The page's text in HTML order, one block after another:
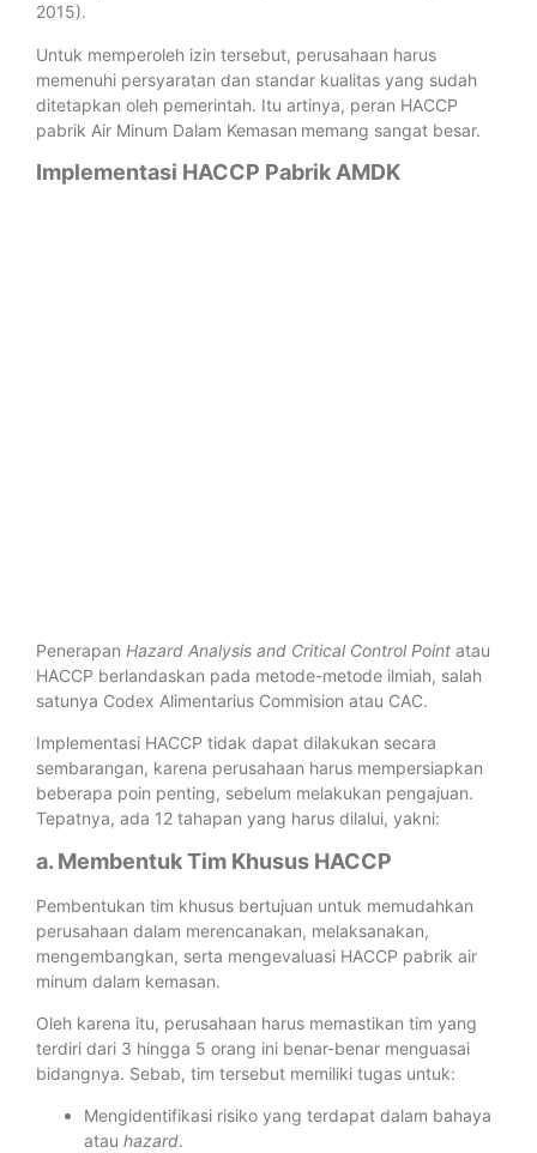
2015).
Untuk memperoleh izin tersebut, perusahaan harus
memenuhi persyaratan dan standar kualitas yang sudah
ditetapkan oleh pemerintah. Itu artinya, peran HACCP
pabrik Air Minum Dalam Kemasan memang sangat besar.
Implementasi HACCP Pabrik AMDK
Penerapan Hazard Analysis and Critical Control Point atau
HACCP berlandaskan pada metode-metode ilmiah, salah
satunya Codex Alimentarius Commision atau CAC.
Implementasi HACCP tidak dapat dilakukan secara
sembarangan, karena perusahaan harus mempersiapkan
beberapa poin penting, sebelum melakukan pengajuan.
Tepatnya, ada 12 tahapan yang harus dilalui, yakni:
a. Membentuk Tim Khusus HACCP
Pembentukan tim khusus bertujuan untuk memudahkan
perusahaan dalam merencanakan, melaksanakan,
mengembangkan, serta mengevaluasi HACCP pabrik air
minum dalam kemasan.
Oleh karena itu, perusahaan harus memastikan tim yang
terdiri dari 3 hingga 5 orang ini benar-benar menguasai
bidangnya. Sebab, tim tersebut memiliki tugas untuk:
Mengidentifikasi risiko yang terdapat dalam bahaya
atau hazard.